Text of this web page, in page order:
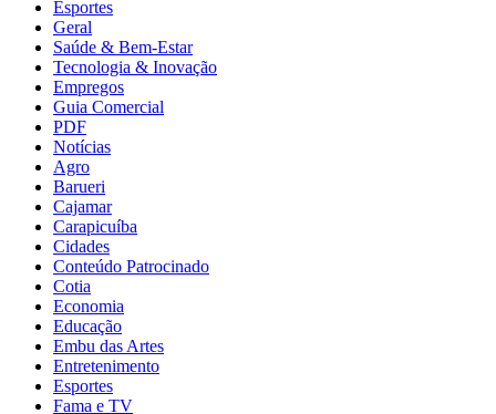
Esportes
Geral
Saúde & Bem-Estar
Tecnologia & Inovação
Empregos
Guia Comercial
PDF
Notícias
Agro
Barueri
Cajamar
Carapicuíba
Cidades
Conteúdo Patrocinado
Cotia
Economia
Educação
Embu das Artes
Entretenimento
Esportes
Fama e TV